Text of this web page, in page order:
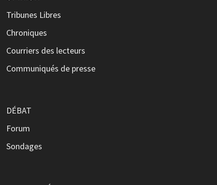
Tribunes Libres
Chroniques
Courriers des lecteurs
Communiqués de presse
DÉBAT
Forum
Sondages